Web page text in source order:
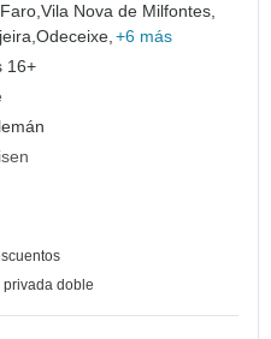
Faro,Vila Nova de Milfontes,
Odeceixe, +6 más
16+
doble